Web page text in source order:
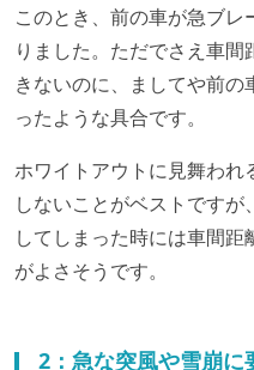
このとき、前の車が急ブ
りました。ただでさえ車
きないのに、ましてや前
ったような具合です。
ホワイトアウトに見舞わ
しないことがベストです
してしまった時には車間距
がよさそうです。
2：急な突風や雪崩に